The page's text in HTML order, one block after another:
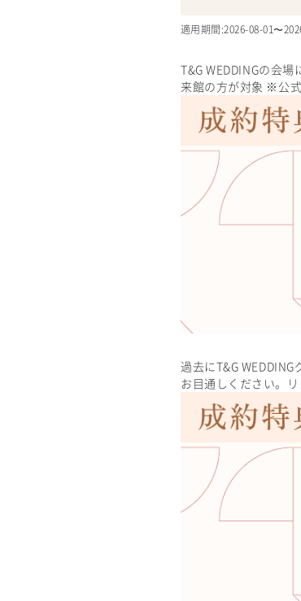
適用期間:2026-08-01〜
T&G WEDDINGの会
来館の方が対象 ※公
過去にT&G
お目通しください。